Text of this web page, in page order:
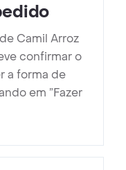
Camil Arroz
confirmar o
a forma de
em ”Fazer